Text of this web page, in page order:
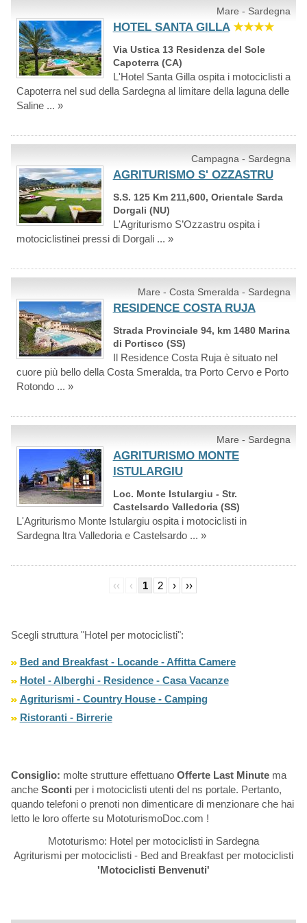
Mare - Sardegna
HOTEL SANTA GILLA ★★★★
Via Ustica 13 Residenza del Sole
Capoterra (CA)
L'Hotel Santa Gilla ospita i motociclisti a
Capoterra nel sud della Sardegna al limitare della laguna delle
Saline ... »
Campagna - Sardegna
AGRITURISMO S' OZZASTRU
S.S. 125 Km 211,600, Orientale Sarda
Dorgali (NU)
L'Agriturismo S’Ozzastru ospita i
motociclistinei pressi di Dorgali ... »
Mare - Costa Smeralda - Sardegna
RESIDENCE COSTA RUJA
Strada Provinciale 94, km 1480 Marina
di Portisco (SS)
Il Residence Costa Ruja è situato nel
cuore più bello della Costa Smeralda, tra Porto Cervo e Porto
Rotondo ... »
Mare - Sardegna
AGRITURISMO MONTE
ISTULARGIU
Loc. Monte Istulargiu - Str.
Castelsardo Valledoria (SS)
L'Agriturismo Monte Istulargiu ospita i motociclisti in
Sardegna ltra Valledoria e Castelsardo ... »
‹‹ ‹ 1 2 › ››
Scegli struttura "Hotel per motociclisti":
Bed and Breakfast - Locande - Affitta Camere
Hotel - Alberghi - Residence - Casa Vacanze
Agriturismi - Country House - Camping
Ristoranti - Birrerie
Consiglio: molte strutture effettuano Offerte Last Minutema
anche Sconti per i motociclisti utenti del ns portale. Pertanto,
quando telefoni o prenoti non dimenticare di menzionare che hai
letto le loro offerte su MototurismoDoc.com !
Mototurismo: Hotel per motociclisti in Sardegna
Agriturismi per motociclisti - Bed and Breakfast per motociclisti
'Motociclisti Benvenuti'